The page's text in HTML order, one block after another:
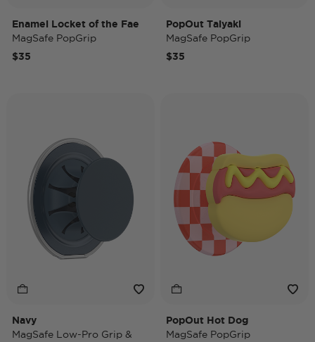
Enamel Locket of the Fae
MagSafe PopGrip
$35
PopOut Taiyaki
MagSafe PopGrip
$35
Navy
MagSafe Low-Pro Grip &
PopOut Hot Dog
MagSafe PopGrip